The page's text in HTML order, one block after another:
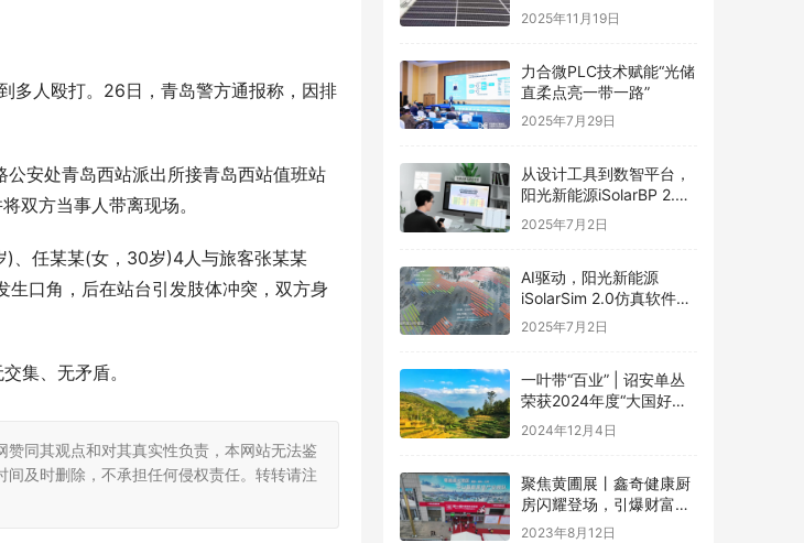
多人殴打。26日，青岛警方通报称，因排
安处青岛西站派出所接青岛西站值班站
双方当事人带离现场。
、任某某(女，30岁)4人与旅客张某某
口角，后在站台引发肢体冲突，双方身
集、无矛盾。
同其观点和对其真实性负责，本网站无法鉴
及时删除，不承担任何侵权责任。转转请注
2025年11月19日
力合微PLC技术赋能“光储
直柔点亮一带一路”
2025年7月29日
从设计工具到数智平台，
阳光新能源iSolarBP 2.0
重塑分布式电站设计范
2025年7月2日
AI驱动，阳光新能源
iSolarSim 2.0仿真软件引
领光伏智能评估新时代！
2025年7月2日
一叶带“百业” | 诏安单丛
荣获2024年度“大国好货·
一县一品”特色品牌
2024年12月4日
聚焦黄圃展丨鑫奇健康厨
房闪耀登场，引爆财富盛
宴
2023年8月12日